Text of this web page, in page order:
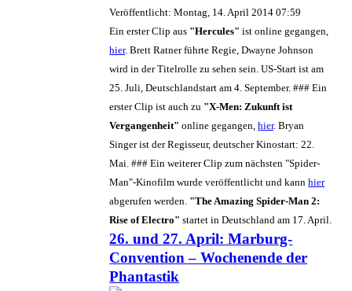
Veröffentlicht: Montag, 14. April 2014 07:59
Ein erster Clip aus "Hercules" ist online gegangen,
hier. Brett Ratner führte Regie, Dwayne Johnson
wird in der Titelrolle zu sehen sein. US-Start ist am
25. Juli, Deutschlandstart am 4. September. ### Ein
erster Clip ist auch zu "X-Men: Zukunft ist
Vergangenheit" online gegangen,hier. Bryan
Singer ist der Regisseur, deutscher Kinostart: 22.
Mai. ### Ein weiterer Clip zum nächsten "Spider-
Man"-Kinofilm wurde veröffentlicht und kannhier
abgerufen werden. "The Amazing Spider-Man 2:
Rise of Electro" startet in Deutschland am 17. April.
26. und 27. April: Marburg-
Convention – Wochenende der
Phantastik